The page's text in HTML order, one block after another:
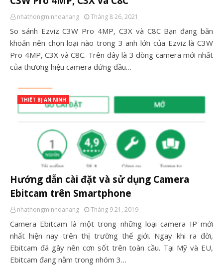
nhathongminhdanang Tháng 8 26, 2021
So sánh Ezviz C3W Pro 4MP, C3X và C8C Bạn đang băn
khoăn nên chọn loại nào trong 3 anh lớn của Ezviz là C3W
Pro 4MP, C3X và C8C. Trên đây là 3 dòng camera mới nhất
của thương hiệu camera đứng đầu…
THIẾT BỊ AN NINH
Hướng dẫn cài đặt và sử dụng Camera
Ebitcam trên Smartphone
nhathongminhdanang Tháng 9 21, 2019
Camera Ebitcam là một trong những loại camera IP mới
nhất hiện nay trên thị trường thế giới. Ngay khi ra đời,
Ebitcam đã gây nên cơn sốt trên toàn cầu. Tại Mỹ và EU,
Ebitcam đang nằm trong nhóm 3…